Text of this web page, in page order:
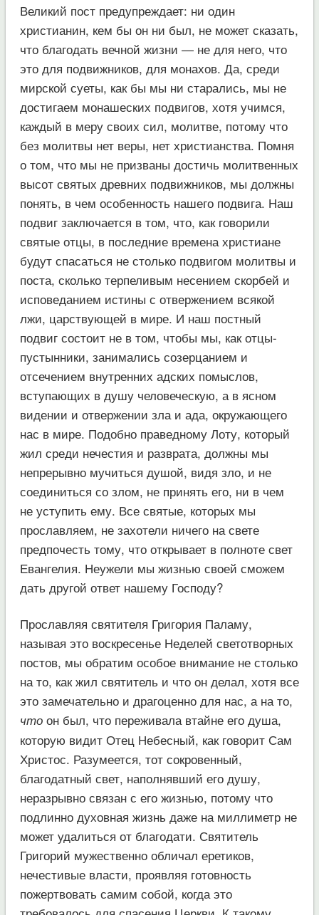
Великий пост предупреждает: ни один
христианин, кем бы он ни был, не может сказать,
что благодать вечной жизни — не для него, что
это для подвижников, для монахов. Да, среди
мирской суеты, как бы мы ни старались, мы не
достигаем монашеских подвигов, хотя учимся,
каждый в меру своих сил, молитве, потому что
без молитвы нет веры, нет христианства. Помня
о том, что мы не призваны достичь молитвенных
высот святых древних подвижников, мы должны
понять, в чем особенность нашего подвига. Наш
подвиг заключается в том, что, как говорили
святые отцы, в последние времена христиане
будут спасаться не столько подвигом молитвы и
поста, сколько терпеливым несением скорбей и
исповеданием истины с отвержением всякой
лжи, царствующей в мире. И наш постный
подвиг состоит не в том, чтобы мы, как отцы-
пустынники, занимались созерцанием и
отсечением внутренних адских помыслов,
вступающих в душу человеческую, а в ясном
видении и отвержении зла и ада, окружающего
нас в мире. Подобно праведному Лоту, который
жил среди нечестия и разврата, должны мы
непрерывно мучиться душой, видя зло, и не
соединиться со злом, не принять его, ни в чем
не уступить ему. Все святые, которых мы
прославляем, не захотели ничего на свете
предпочесть тому, что открывает в полноте свет
Евангелия. Неужели мы жизнью своей сможем
дать другой ответ нашему Господу?
Прославляя святителя Григория Паламу,
называя это воскресенье Неделей светотворных
постов, мы обратим особое внимание не столько
на то, как жил святитель и что он делал, хотя все
это замечательно и драгоценно для нас, а на то,
чтоон был, что переживала втайне его душа,
которую видит Отец Небесный, как говорит Сам
Христос. Разумеется, тот сокровенный,
благодатный свет, наполнявший его душу,
неразрывно связан с его жизнью, потому что
подлинно духовная жизнь даже на миллиметр не
может удалиться от благодати. Святитель
Григорий мужественно обличал еретиков,
нечестивые власти, проявляя готовность
пожертвовать самим собой, когда это